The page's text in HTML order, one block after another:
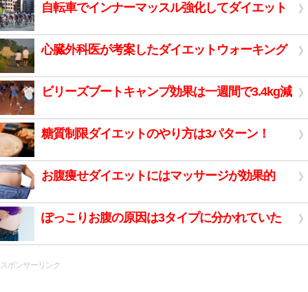
自転車でインナーマッスル強化してダイエット
心臓外科医が考案したダイエットウォーキング
ビリーズブートキャンプ効果は一週間で3.4kg減
糖質制限ダイエットのやり方は3パターン！
お腹痩せダイエットにはマッサージが効果的
ぽっこりお腹の原因は3タイプに分かれていた
スポンサーリンク